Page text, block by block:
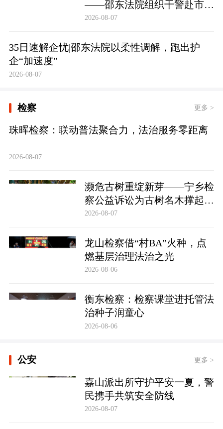
——邵东法院组织干警赴市禁
毒教育基地参观学习
2026-08-07
35日速解企忧|邵东法院以柔性调解，跑出护
企“加速度”
2026-08-07
检察 更多 >
珠晖检察：联动普法聚合力，法治服务零距离
2026-08-07
濒危古树重绽新芽——宁乡检
察公益诉讼为古树名木撑起法
治“保护伞”
2026-08-07
龙山检察借“村BA”火种，点
燃基层治理法治之光
2026-08-06
衡东检察：检察课堂进托管法
治种子润童心
2026-08-06
公安 更多 >
嘉山派出所守护平安一夏，警
民携手共筑安全防线
2026-08-07